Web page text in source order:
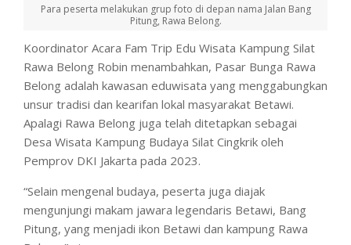
Para peserta melakukan grup foto di depan nama Jalan Bang
Pitung, Rawa Belong.
Koordinator Acara Fam Trip Edu Wisata Kampung Silat
Rawa Belong Robin menambahkan, Pasar Bunga Rawa
Belong adalah kawasan eduwisata yang menggabungkan
unsur tradisi dan kearifan lokal masyarakat Betawi.
Apalagi Rawa Belong juga telah ditetapkan sebagai
Desa Wisata Kampung Budaya Silat Cingkrik oleh
Pemprov DKI Jakarta pada 2023.
“Selain mengenal budaya, peserta juga diajak
mengunjungi makam jawara legendaris Betawi, Bang
Pitung, yang menjadi ikon Betawi dan kampung Rawa